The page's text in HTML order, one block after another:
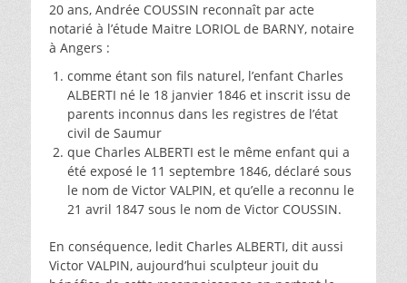
20 ans, Andrée COUSSIN reconnaît par acte
notarié à l’étude Maitre LORIOL de BARNY, notaire
à Angers :
comme étant son fils naturel, l’enfant Charles
ALBERTI né le 18 janvier 1846 et inscrit issu de
parents inconnus dans les registres de l’état
civil de Saumur
que Charles ALBERTI est le même enfant qui a
été exposé le 11 septembre 1846, déclaré sous
le nom de Victor VALPIN, et qu’elle a reconnu le
21 avril 1847 sous le nom de Victor COUSSIN.
En conséquence, ledit Charles ALBERTI, dit aussi
Victor VALPIN, aujourd’hui sculpteur jouit du